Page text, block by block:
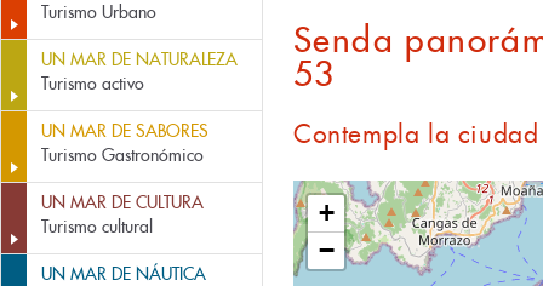
Turismo Urbano
UN MAR DE NATURALEZA
Turismo activo
UN MAR DE SABORES
Turismo Gastronómico
UN MAR DE CULTURA
Turismo cultural
UN MAR DE NÁUTICA
Senda
53
Contempla la
+
−